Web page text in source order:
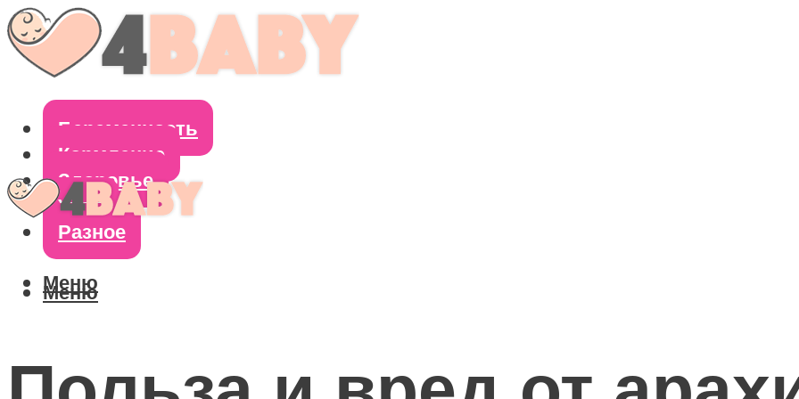
Беременность
Кормление
Здоровье
Уход
Разное
Меню
Меню